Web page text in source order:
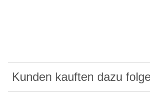
Kunden kauften dazu